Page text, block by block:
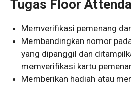
Tugas Floor
Memverifikasi pemenang
Membandingkan nomor
yang dipanggil dan
memverifikasi kartu
Memberikan hadiah atau